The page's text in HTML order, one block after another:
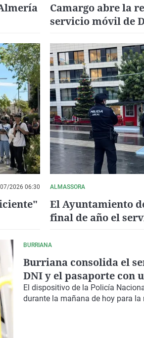
Camargo abre la
servicio móvil de
2026 06:30 ALMASSORA
El Ayuntamiento
final de año el
BURRIANA
Burriana consolida el
DNI y el pasaporte con
completo
El dispositivo de la Policía
durante la mañana de hoy para